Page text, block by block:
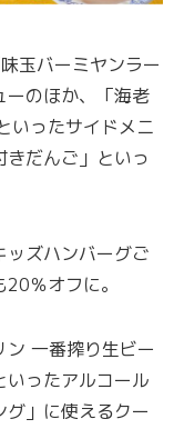
玉バーミヤンラー
ーのほか、「海老
いったサイドメニ
だんご」といっ
ッズハンバーグご
％オフに。
一番搾り生ビー
いったアルコール
」に使えるクー